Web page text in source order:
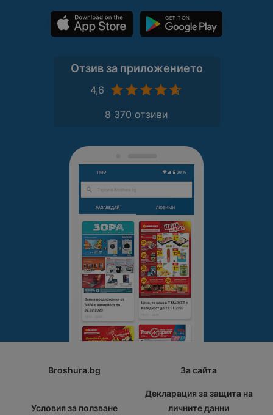
Отзив за приложението
4,6
8 370 отзиви
Broshura.bg За сайта
Условия за ползване
Декларация за защита на
личните данни